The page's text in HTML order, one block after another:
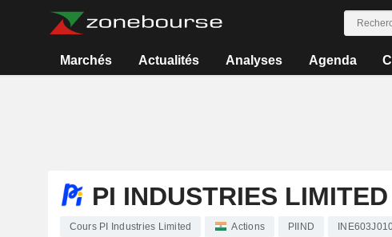
Marchés Actualités Analyses Agenda
PI INDUSTRIES LIMITED
Cours PI Industries Limited Actions PIIND